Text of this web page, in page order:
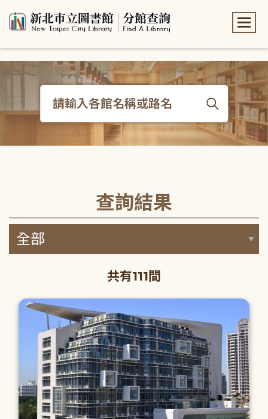
查詢結果
共有111間